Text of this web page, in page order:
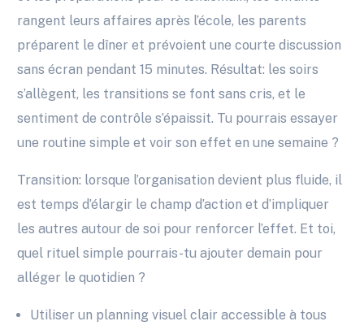
rangent leurs affaires après l’école, les parents
préparent le dîner et prévoient une courte discussion
sans écran pendant 15 minutes. Résultat: les soirs
s’allègent, les transitions se font sans cris, et le
sentiment de contrôle s’épaissit. Tu pourrais essayer
une routine simple et voir son effet en une semaine ?
Transition: lorsque l’organisation devient plus fluide, il
est temps d’élargir le champ d’action et d’impliquer
les autres autour de soi pour renforcer l’effet. Et toi,
quel rituel simple pourrais-tu ajouter demain pour
alléger le quotidien ?
Utiliser un planning visuel clair accessible à tous